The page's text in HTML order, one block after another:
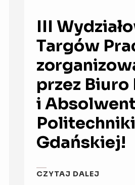
III
Targów
przez Biuro
i
Politechniki
Gdańskiej!
CZYTAJ DALEJ